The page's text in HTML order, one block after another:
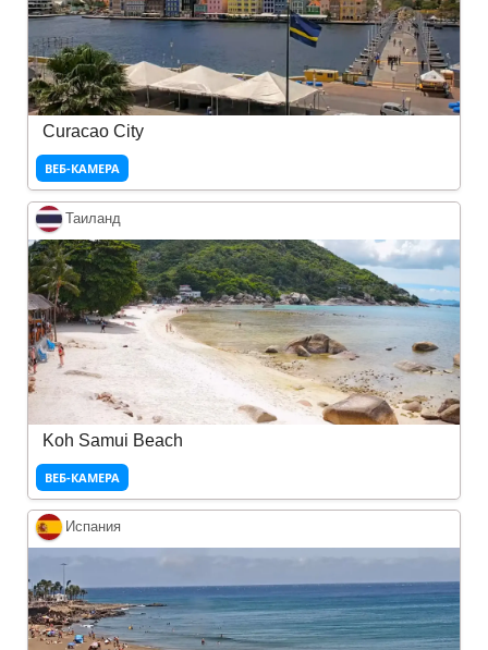
Curacao City
ВЕБ-КАМЕРА
Таиланд
Koh Samui Beach
ВЕБ-КАМЕРА
Испания